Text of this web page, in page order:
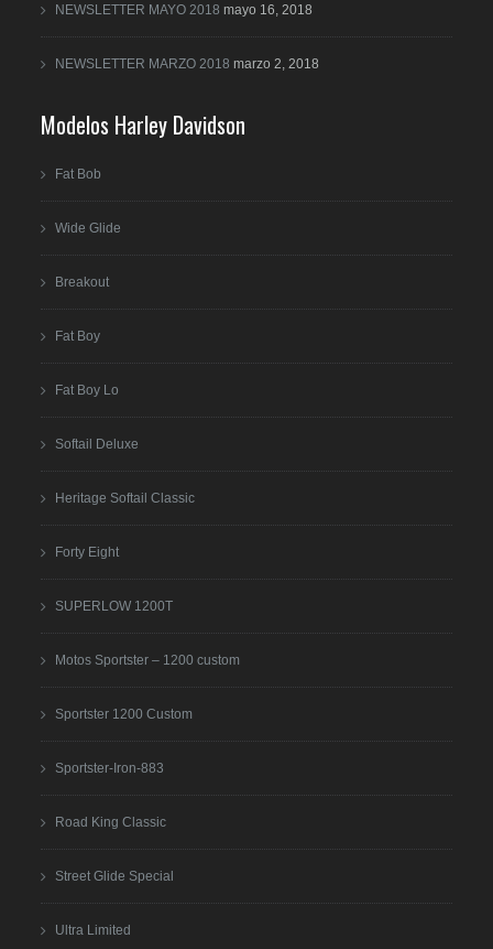
NEWSLETTER MAYO 2018 mayo 16, 2018
NEWSLETTER MARZO 2018 marzo 2, 2018
Modelos Harley Davidson
Fat Bob
Wide Glide
Breakout
Fat Boy
Fat Boy Lo
Softail Deluxe
Heritage Softail Classic
Forty Eight
SUPERLOW 1200T
Motos Sportster – 1200 custom
Sportster 1200 Custom
Sportster-Iron-883
Road King Classic
Street Glide Special
Ultra Limited